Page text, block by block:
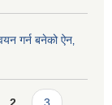
गर्न बनेको ऐन‚
2 3